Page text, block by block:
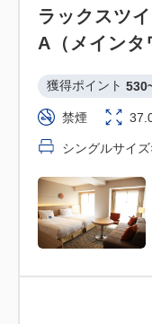
ラックスツ
A（メインタ
獲得ポイント
禁煙
シングルサイ